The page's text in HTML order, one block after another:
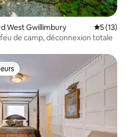
West Gwillimbury
5 (13)
de camp, déconnexion totale
les plus appréciés